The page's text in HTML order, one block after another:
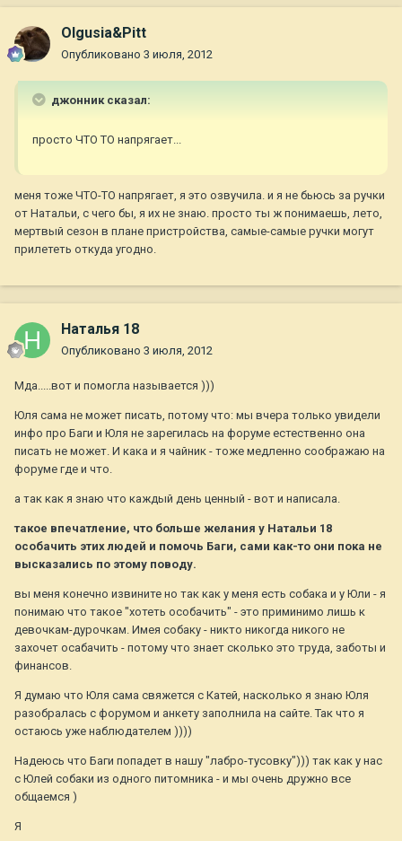
Olgusia&Pitt
Опубликовано 3 июля, 2012
джонник сказал:
просто ЧТО ТО напрягает...
меня тоже ЧТО-ТО напрягает, я это озвучила. и я не бьюсь за ручки
от Натальи, с чего бы, я их не знаю. просто ты ж понимаешь, лето,
мертвый сезон в плане пристройства, самые-самые ручки могут
прилететь откуда угодно.
Наталья 18
Опубликовано 3 июля, 2012
Мда.....вот и помогла называется )))
Юля сама не может писать, потому что: мы вчера только увидели
инфо про Баги и Юля не зарегилась на форуме естественно она
писать не может. И кака и я чайник - тоже медленно соображаю на
форуме где и что.
а так как я знаю что каждый день ценный - вот и написала.
такое впечатление, что больше желания у Натальи 18
особачить этих людей и помочь Баги, сами как-то они пока не
высказались по этому поводу.
вы меня конечно извините но так как у меня есть собака и у Юли - я
понимаю что такое "хотеть особачить" - это приминимо лишь к
девочкам-дурочкам. Имея собаку - никто никогда никого не
захочет осабачить - потому что знает сколько это труда, заботы и
финансов.
Я думаю что Юля сама свяжется с Катей, насколько я знаю Юля
разобралась с форумом и анкету заполнила на сайте. Так что я
остаюсь уже наблюдателем ))))
Надеюсь что Баги попадет в нашу "лабро-тусовку"))) так как у нас
с Юлей собаки из одного питомника - и мы очень дружно все
общаемся )
Я